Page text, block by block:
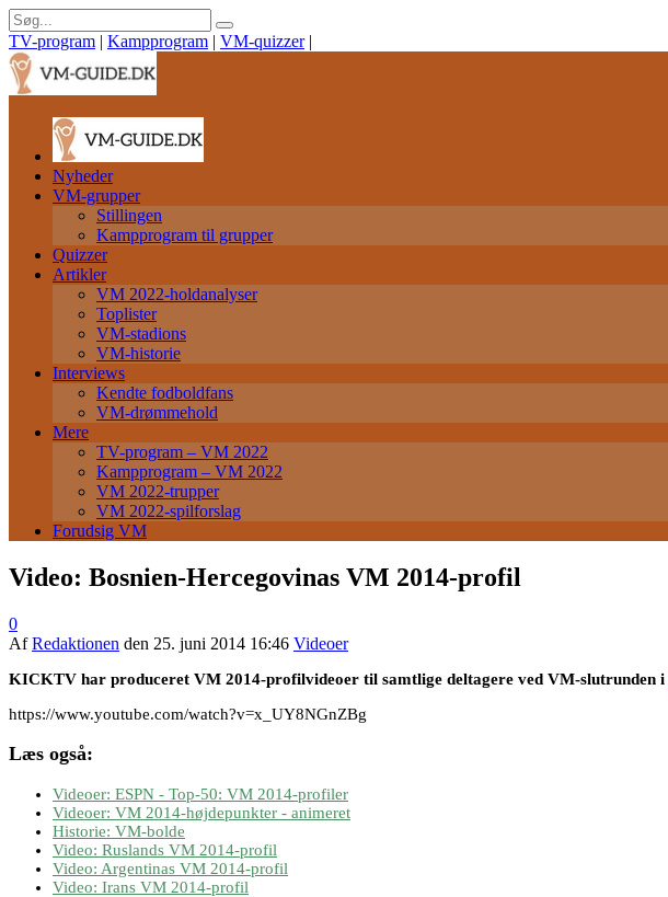
TV-program | Kampprogram | VM-quizzer |
Nyheder
VM-grupper
Stillingen
Kampprogram til grupper
Quizzer
Artikler
VM 2022-holdanalyser
Toplister
VM-stadions
VM-historie
Interviews
Kendte fodboldfans
VM-drømmehold
Mere
TV-program – VM 2022
Kampprogram – VM 2022
VM 2022-trupper
VM 2022-spilforslag
Forudsig VM
Video: Bosnien-Hercegovinas VM 2014-profil
0
AfRedaktionen den 25. juni 2014 16:46 Videoer
KICKTV har produceret VM 2014-profilvideoer til samtlige deltagere ved VM-slutrunden i
https://www.youtube.com/watch?v=x_UY8NGnZBg
Læs også:
Videoer: ESPN - Top-50: VM 2014-profiler
Videoer: VM 2014-højdepunkter - animeret
Historie: VM-bolde
Video: Ruslands VM 2014-profil
Video: Argentinas VM 2014-profil
Video: Irans VM 2014-profil